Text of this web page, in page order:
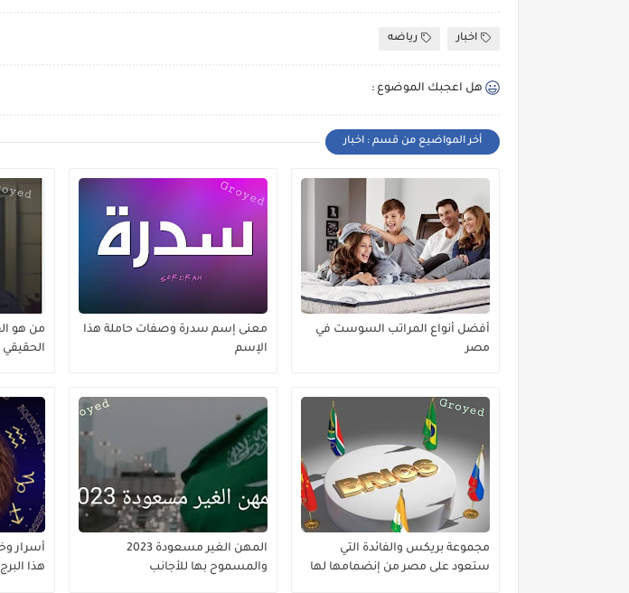
اخبار رياضه
هل اعجبك الموضوع :
أخر المواضيع من قسم : اخبار
أفضل أنواع المراتب السوست في
مصر
معنى إسم سدرة وصفات حاملة هذا
الإسم
من هو
مجموعة بريكس والفائدة التي
ستعود على مصر من إنضمامها لها
المهن الغير مسعودة 2023
والمسموح بها للأجانب
أسرار
هذا البرج